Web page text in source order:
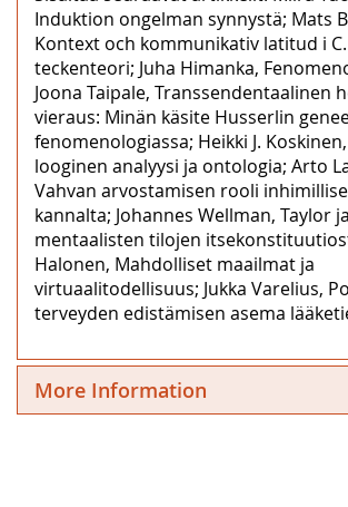
Induktion ongelman synnystä; Mats
Kontext och kommunikativ latitud i C.
teckenteori; Juha Himanka,
Joona Taipale, Transsendentaalinen
vieraus: Minän käsite Husserlin
fenomenologiassa; Heikki J.
looginen analyysi ja ontologia; Arto
Vahvan arvostamisen rooli
kannalta; Johannes Wellman, Taylor
mentaalisten tilojen
Halonen, Mahdolliset maailmat ja
virtuaalitodellisuus; Jukka Varelius,
terveyden edistämisen asema
More Information